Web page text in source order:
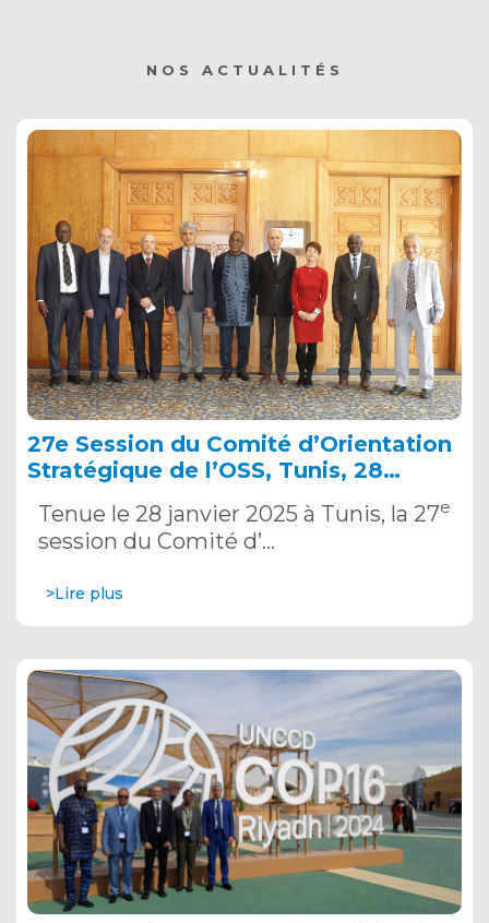
NOS ACTUALITÉS
27e Session du Comité d’Orientation
Stratégique de l’OSS, Tunis, 28
Tenue le 28 janvier 2025 à Tunis, la 27e
session du Comité d’…
>Lire plus